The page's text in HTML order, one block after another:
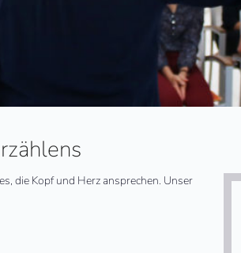
die Kopf und Herz ansprechen. Unser